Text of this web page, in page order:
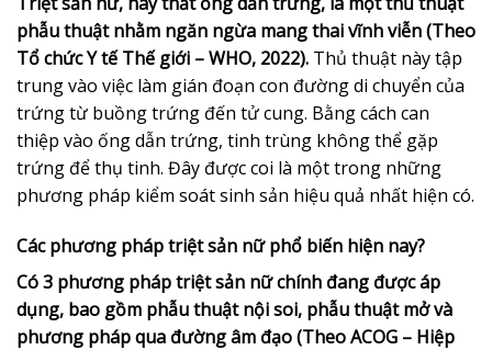
phẫu thuật nhằm ngăn ngừa mang thai vĩnh viễn (Theo
Tổ chức Y tế Thế giới – WHO, 2022). Thủ thuật này tập
trung vào việc làm gián đoạn con đường di chuyển của
trứng từ buồng trứng đến tử cung. Bằng cách can
thiệp vào ống dẫn trứng, tinh trùng không thể gặp
trứng để thụ tinh. Đây được coi là một trong những
phương pháp kiểm soát sinh sản hiệu quả nhất hiện có.
Các phương pháp triệt sản nữ phổ biến hiện nay?
Có 3 phương pháp triệt sản nữ chính đang được áp
dụng, bao gồm phẫu thuật nội soi, phẫu thuật mở và
phương pháp qua đường âm đạo (Theo ACOG – Hiệp